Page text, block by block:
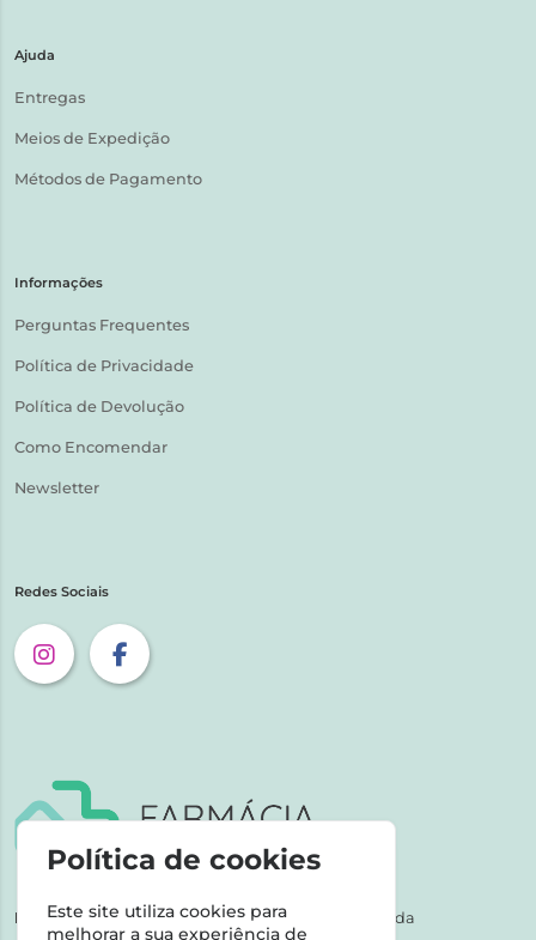
Ajuda
Entregas
Meios de Expedição
Métodos de Pagamento
Informações
Perguntas Frequentes
Política de Privacidade
Política de Devolução
Como Encomendar
Newsletter
Redes Sociais
NIPC:507 590 490 | Farmácias Tarige Unipessoal Lda
Política de cookies
Este site utiliza cookies para
melhorar a sua experiência de